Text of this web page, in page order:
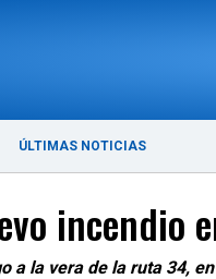
ÚLTIMAS NOTICIAS
incendio
a la vera de la ruta 34,